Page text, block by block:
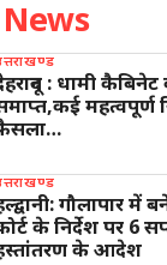
: धामी
महत्वपूर्ण
गौलापार में
के निर्देश पर 6
के आदेश